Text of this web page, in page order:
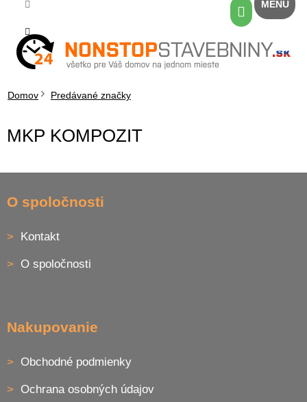
obsah
Nákupný
košík
Domov Predávané značky
MKP KOMPOZIT
O spoločnosti
Kontakt
O spoločnosti
Nakupovanie
Obchodné podmienky
Ochrana osobných údajov